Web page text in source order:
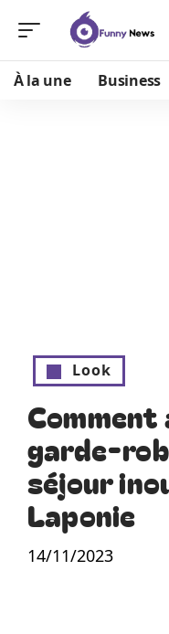
À la une Business
Look
garde-
séjour
Laponie
14/11/2023